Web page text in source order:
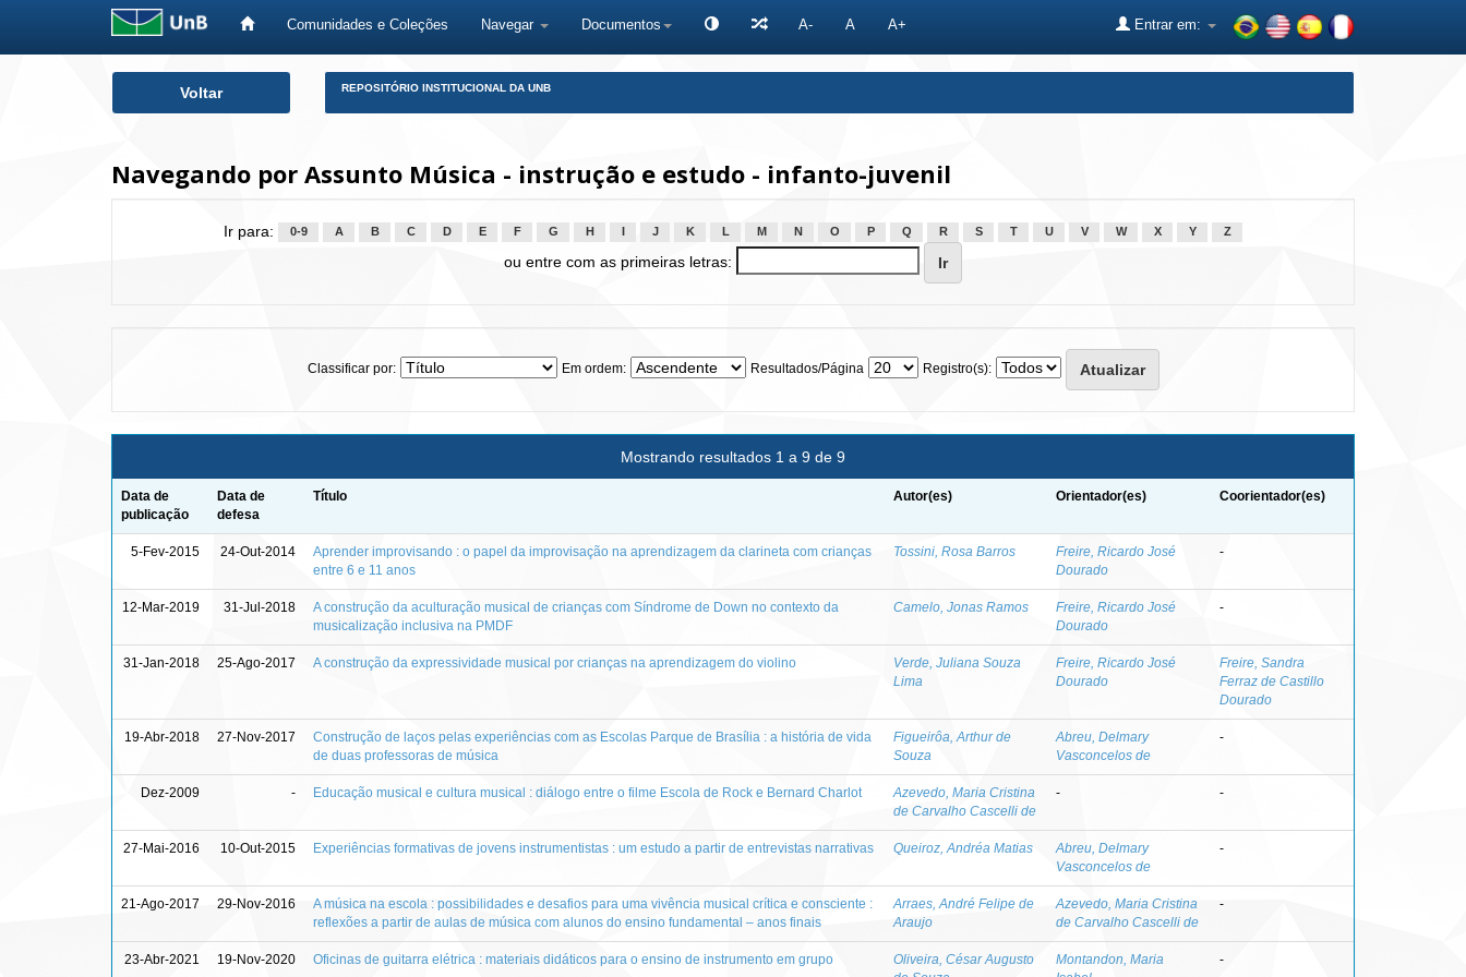
Comunidades e Coleções Navegar Documentos A- A A+ Entrar em:
Voltar REPOSITÓRIO INSTITUCIONAL DA UNB
Navegando por Assunto Música - instrução e estudo - infanto-juvenil
Ir para: 0-9 A B C D E F G H J K L M N O P Q R S T U V W X Y Z
ou entre com as primeiras letras:
Classificar por: Em ordem: Resultados/Página Registro(s):
Mostrando resultados 1 a 9 de 9
Data de
publicação
Data de
defesa
Título Autor(es) Orientador(es) Coorientador(es)
5-Fev-2015 24-Out-2014
Aprender improvisando : o papel da improvisação na aprendizagem da clarineta com crianças
entre 6 e 11 anos
Tossini, Rosa Barros
Freire, Ricardo José
Dourado
-
12-Mar-2019 31-Jul-2018
A construção da aculturação musical de crianças com Síndrome de Down no contexto da
musicalização inclusiva na PMDF
Camelo, Jonas Ramos
Freire, Ricardo José
Dourado
-
31-Jan-2018 25-Ago-2017 A construção da expressividade musical por crianças na aprendizagem do violino
Verde, Juliana Souza
Lima
Freire, Ricardo José
Dourado
Freire, Sandra
Ferraz de Castillo
Dourado
19-Abr-2018 27-Nov-2017
Construção de laços pelas experiências com as Escolas Parque de Brasília : a história de vida
de duas professoras de música
Figueirôa, Arthur de
Souza
Abreu, Delmary
Vasconcelos de
-
Dez-2009 - Educação musical e cultura musical : diálogo entre o filme Escola de Rock e Bernard Charlot
Azevedo, Maria Cristina
de Carvalho Cascelli de
- -
27-Mai-2016 10-Out-2015 Experiências formativas de jovens instrumentistas : um estudo a partir de entrevistas narrativas Queiroz, Andréa Matias
Abreu, Delmary
Vasconcelos de
-
21-Ago-2017 29-Nov-2016
A música na escola : possibilidades e desafios para uma vivência musical crítica e consciente :
reflexões a partir de aulas de música com alunos do ensino fundamental – anos finais
Arraes, André Felipe de
Araujo
Azevedo, Maria Cristina
de Carvalho Cascelli de
-
23-Abr-2021 19-Nov-2020 Oficinas de guitarra elétrica : materiais didáticos para o ensino de instrumento em grupo
Oliveira, César Augusto
Montandon, Maria
-